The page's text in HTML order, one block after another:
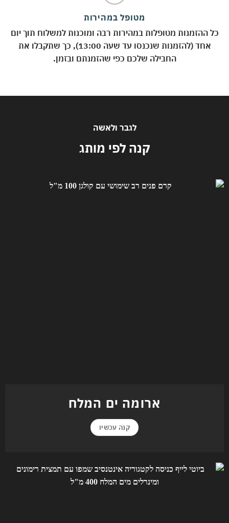
מטופל במהירות
ההזמנות מטופלות במהירות רבה ומוכנות למשלוח תוך יום
אחד (להזמנות שנכנסו עד שעה 13:00), כך שתקבלו את
החבילה שלכם כפי שהזמנתם ובזמן.
לגבר ולאשה
קנה לפי מותג
ארומה ים המלח
קנה עכשיו